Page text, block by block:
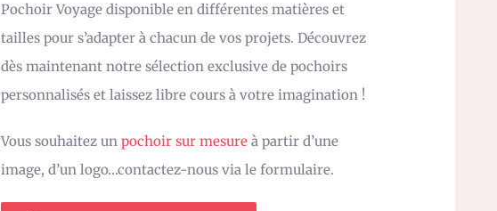
Pochoir Voyage disponible en différentes matières et
tailles pour s’adapter à chacun de vos projets. Découvrez
dès maintenant notre sélection exclusive de pochoirs
personnalisés et laissez libre cours à votre imagination !
Vous souhaitez un pochoir sur mesure à partir d’une
image, d’un logo…contactez-nous via le formulaire.